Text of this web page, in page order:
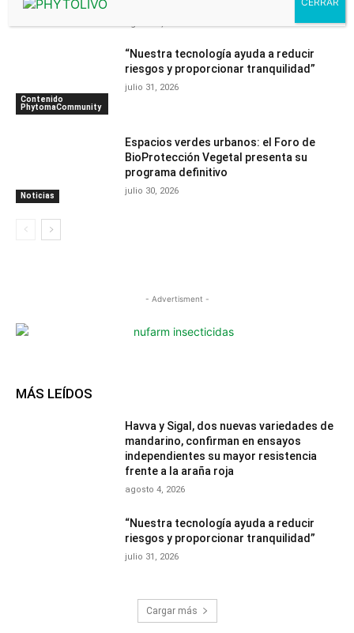
Contenido
PhytomaCommunity
“Nuestra tecnología ayuda a reducir
riesgos y proporcionar tranquilidad”
julio 31, 2026
Noticias
Espacios verdes urbanos: el Foro de
BioProtección Vegetal presenta su
programa definitivo
julio 30, 2026
- Advertisment -
MÁS LEÍDOS
Havva y Sigal, dos nuevas variedades de
mandarino, confirman en ensayos
independientes su mayor resistencia
frente a la araña roja
agosto 4, 2026
“Nuestra tecnología ayuda a reducir
riesgos y proporcionar tranquilidad”
julio 31, 2026
Cargar más